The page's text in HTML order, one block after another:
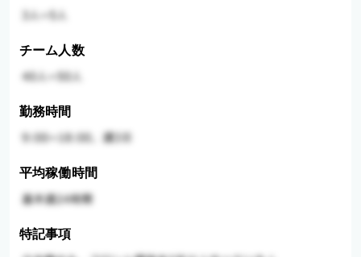
チーム人数
勤務時間
平均稼働時間
特記事項